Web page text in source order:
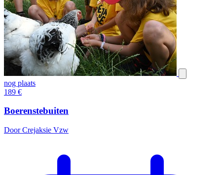
nog plaats
189 €
Boerenstebuiten
Door Crejaksie Vzw